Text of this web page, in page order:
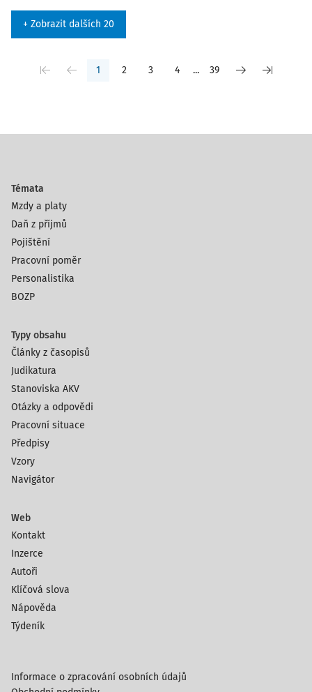
+ Zobrazit dalších 20
1 2 3 4 ... 39
Témata
Mzdy a platy
Daň z příjmů
Pojištění
Pracovní poměr
Personalistika
BOZP
Typy obsahu
Články z časopisů
Judikatura
Stanoviska AKV
Otázky a odpovědi
Pracovní situace
Předpisy
Vzory
Navigátor
Web
Kontakt
Inzerce
Autoři
Klíčová slova
Nápověda
Týdeník
Informace o zpracování osobních údajů